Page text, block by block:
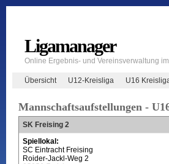
Ligamanager
Online Ergebnis- und Vereinsverwaltung
Übersicht U12-Kreisliga U16
Mannschaftsaufstellungen -
SK Freising 2
Spiellokal:
SC Eintracht Freising
Roider-Jackl-Weg 2